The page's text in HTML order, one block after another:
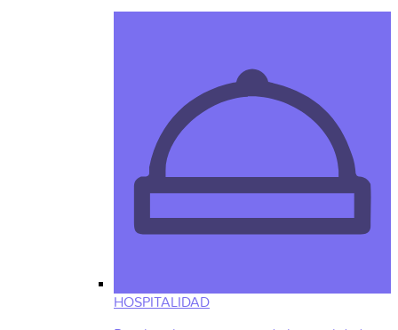
HOSPITALIDAD